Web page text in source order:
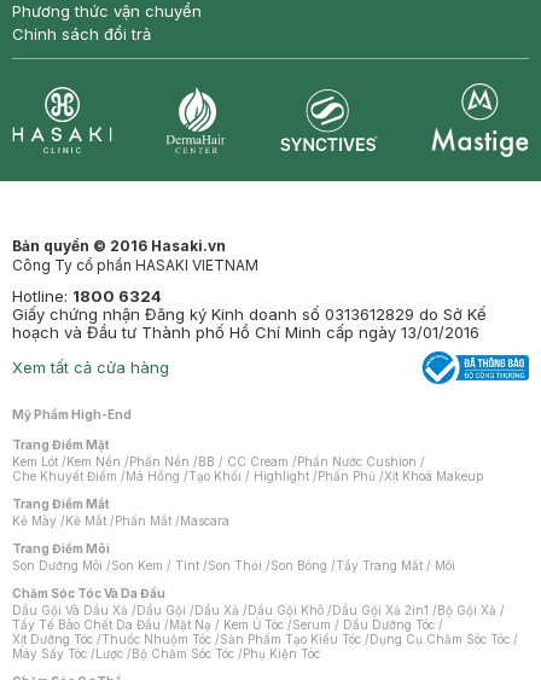
Phương thức vận chuyển
Chính sách đổi trả
Bản quyền © 2016 Hasaki.vn
Công Ty cổ phần HASAKI VIETNAM
Hotline: 1800 6324
Giấy chứng nhận Đăng ký Kinh doanh số 0313612829 do Sở Kế
hoạch và Đầu tư Thành phố Hồ Chí Minh cấp ngày 13/01/2016
Xem tất cả cửa hàng
Mỹ Phẩm High-End
Trang Điểm Mặt
Kem Lót /Kem Nền /Phấn Nền /BB / CC Cream /Phấn Nước Cushion /
Che Khuyết Điểm /Má Hồng /Tạo Khối / Highlight /Phấn Phủ /Xịt Khoá Makeup
Trang Điểm Mắt
Kẻ Mày /Kẻ Mắt /Phấn Mắt /Mascara
Trang Điểm Môi
Son Dưỡng Môi /Son Kem / Tint /Son Thỏi /Son Bóng /Tẩy Trang Mắt / Môi
Chăm Sóc Tóc Và Da Đầu
Dầu Gội Và Dầu Xả /Dầu Gội /Dầu Xả /Dầu Gội Khô /Dầu Gội Xả 2in1 /Bộ Gội Xả /
Tẩy Tế Bào Chết Da Đầu /Mặt Nạ / Kem Ủ Tóc /Serum / Dầu Dưỡng Tóc /
Xịt Dưỡng Tóc /Thuốc Nhuộm Tóc /Sản Phẩm Tạo Kiểu Tóc /Dụng Cụ Chăm Sóc Tóc /
Máy Sấy Tóc /Lược /Bộ Chăm Sóc Tóc /Phụ Kiện Tóc